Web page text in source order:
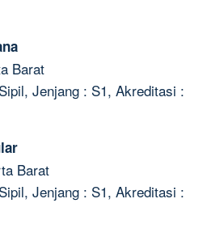
Barat
Jenjang : S1, Akreditasi :
Barat
Jenjang : S1, Akreditasi :